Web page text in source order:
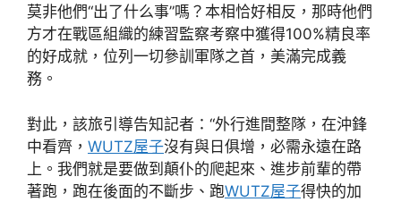
莫非他們“出了什么事”嗎？本相恰好相反，那時他們
方才在戰區組織的練習監察考察中獲得100%精良率
的好成就，位列一切參訓軍隊之首，美滿完成義
務。
對此，該旅引導告知記者：“外行進間整隊，在沖鋒
中看齊， WUTZ屋子沒有與日俱增，必需永遠在路
上。我們就是要做到顛仆的爬起來、進步前輩的帶
著跑，跑在後面的不斷步、跑WUTZ屋子得快的加